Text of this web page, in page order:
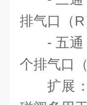
排气口（R
- 五
个排气口
扩展